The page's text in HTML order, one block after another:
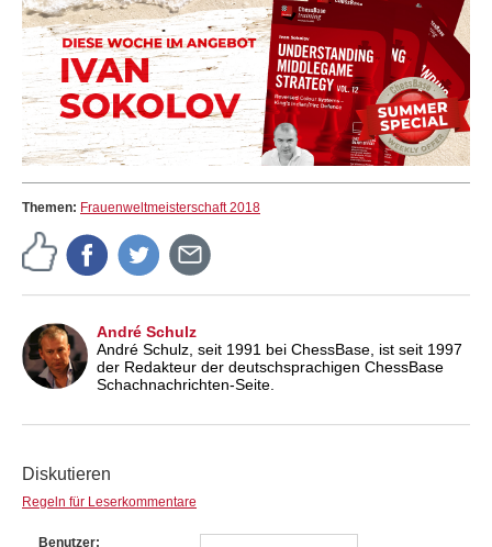
Themen: Frauenweltmeisterschaft 2018
André Schulz
André Schulz, seit 1991 bei ChessBase, ist seit 1997
der Redakteur der deutschsprachigen ChessBase
Schachnachrichten-Seite.
Diskutieren
Regeln für Leserkommentare
Benutzer